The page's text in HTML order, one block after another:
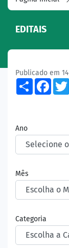
EDITAIS
Publicado em
Share
Ano
Mês
Categoria